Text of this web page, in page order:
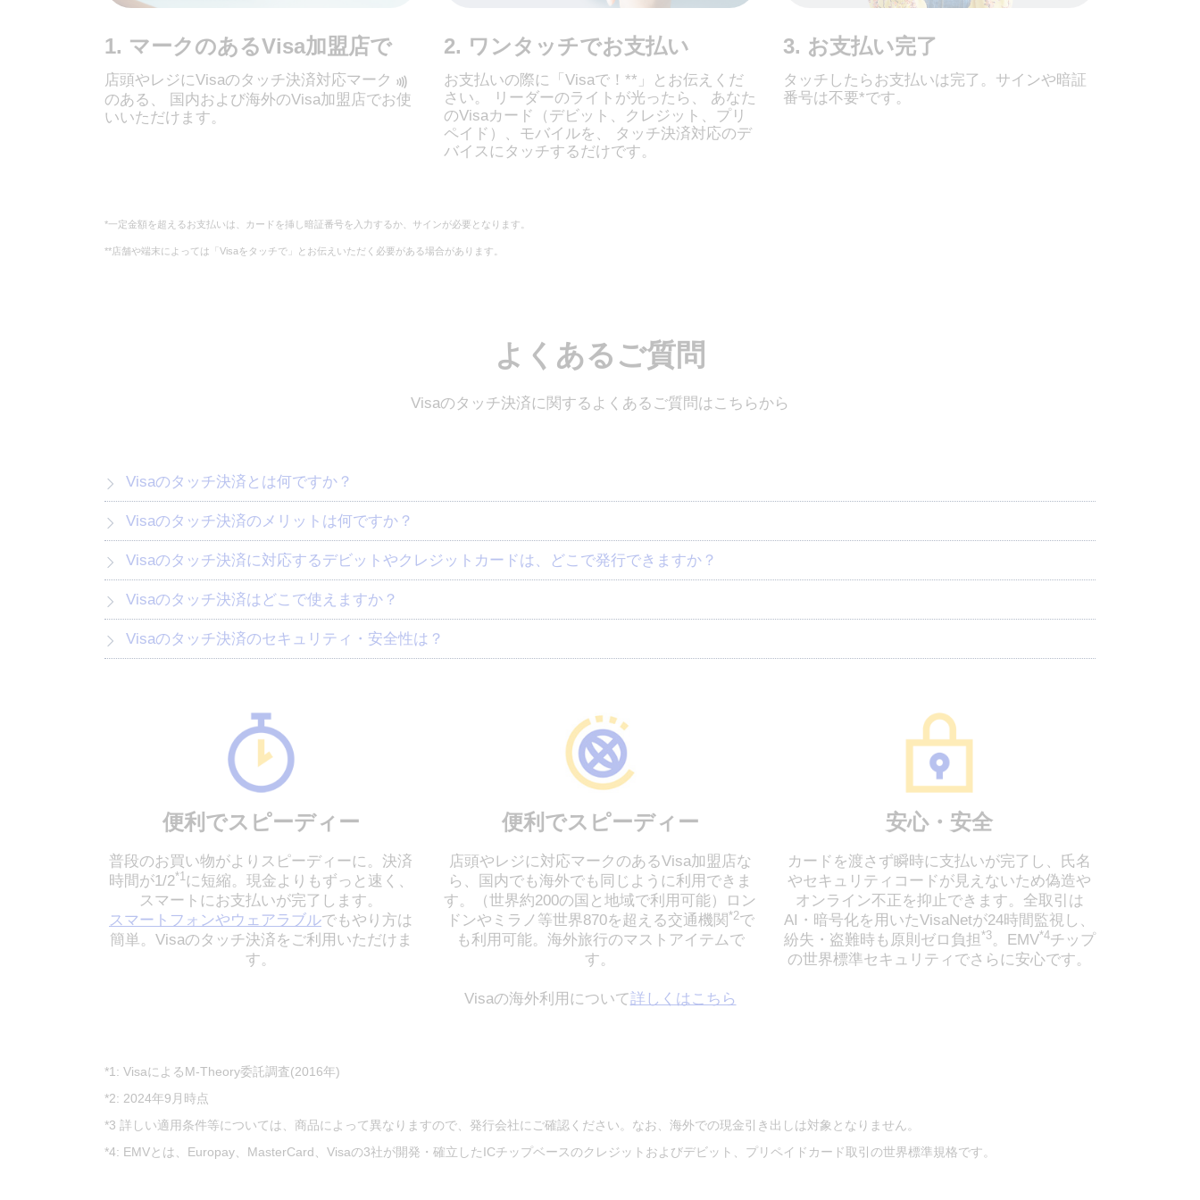
1. マークのあるVisa加盟店で
店頭やレジにVisaのタッチ決済対応‍マーク
‍のある、 国内および海外のVisa加盟店でお使
いいただけます。
2. ワンタッチでお支払い
お支払いの際に「Visaで！**」とお伝えくだ
さい。 リーダーのライトが光ったら、 あなた
のVisaカード（デビット、クレジット、プリ
ペイド）、モバイルを、 タッチ決済対応のデ
バイスにタッチするだけです。
3. お支払い完了
タッチしたらお支払いは完了。サインや暗証
番号は不要*です。
*一定金額を超えるお支払いは、カードを挿し暗証番号を入力するか、サインが必要となります。
**店舗や端末によっては「Visaをタッチで」とお伝えいただく必要がある場合があります。
よくあるご質問
Visaのタッチ決済に関するよくあるご質問はこちらから
Visaのタッチ決済とは何ですか？
Visaのタッチ決済のメリットは何ですか？
Visaのタッチ決済に対応するデビットやクレジットカードは、どこで発行できますか？
Visaのタッチ決済はどこで使えますか？
Visaのタッチ決済のセキュリティ・安全性は？
便利でスピーディー
普段のお買い物がよりスピーディーに。決済
時間が1/2*1に短縮。現金よりもずっと速く、
スマートにお支払いが完了します。
スマートフォンやウェアラブルでもやり方は
簡単。Visaのタッチ決済をご利用いただけま
す。
便利でスピーディー
店頭やレジに対応マークのあるVisa加盟店な
ら、国内でも海外でも同じように利用できま
す。（世界約200の国と地域で利用可能）ロン
ドンやミラノ等世界870を超える交通機関 *2で
も利用可能。海外旅行のマストアイテムで
す。
Visaの海外利用について詳しくはこちら
安心・安全
カードを渡さず瞬時に支払いが完了し、氏名
やセキュリティコードが見えないため偽造や
オンライン不正を抑止できます。全取引は
AI・暗号化を用いたVisaNetが24時間監視し、
紛失・盗難時も原則ゼロ負担 *3。EMV*4チップ
の世界標準セキュリティでさらに安心です。
*1: VisaによるM-Theory委託調査(2016年)
*2: 2024年9月時点
*3 詳しい適用条件等については、商品によって異なりますので、発行会社にご確認ください。なお、海外での現金引き出しは対象となりません。
*4: EMVとは、Europay、MasterCard、Visaの3社が開発・確立したICチップベースのクレジットおよびデビット、プリペイドカード取引の世界標準規格です。